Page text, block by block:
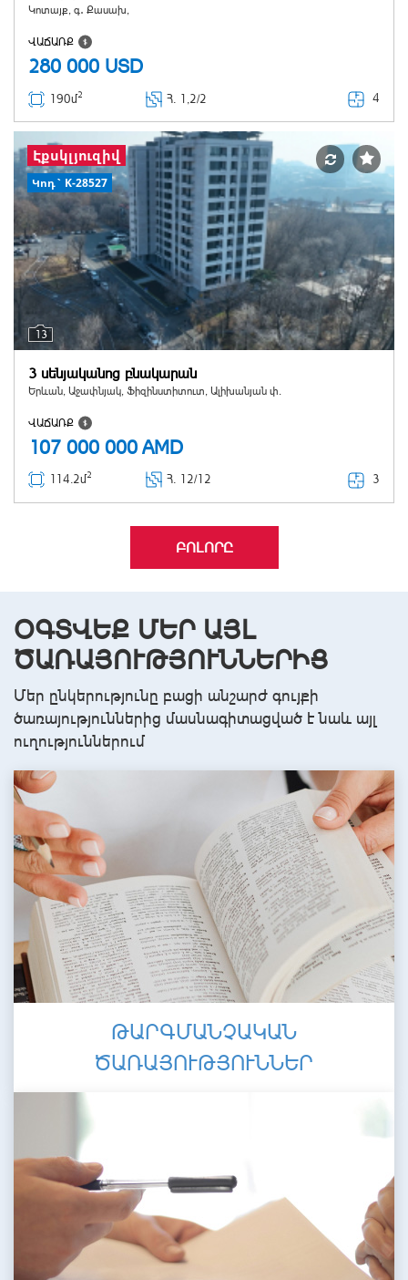
Կոտայք, գ․ Քասախ,
ՎԱՃԱՌՔ
280 000 USD
190մ2 Հ. 1,2/2 4
13
Կոդ` K-28527
Էքսկլյուզիվ
3 սենյականոց բնակարան
Երևան, Աջափնյակ, Ֆիզինստիտուտ, Ալիխանյան փ.
ՎԱՃԱՌՔ
107 000 000 AMD
114.2մ2 Հ. 12/12 3
ԲՈԼՈՐԸ
ՕԳՏՎԵՔ ՄԵՐ ԱՅԼ
ԾԱՌԱՅՈՒԹՅՈՒՆՆԵՐԻՑ
Մեր ընկերությունը բացի անշարժ գույքի
ծառայություններից մասնագիտացված է նաև այլ
ուղություններում
ԹԱՐԳՄԱՆՉԱԿԱՆ
ԾԱՌԱՅՈՒԹՅՈՒՆՆԵՐ